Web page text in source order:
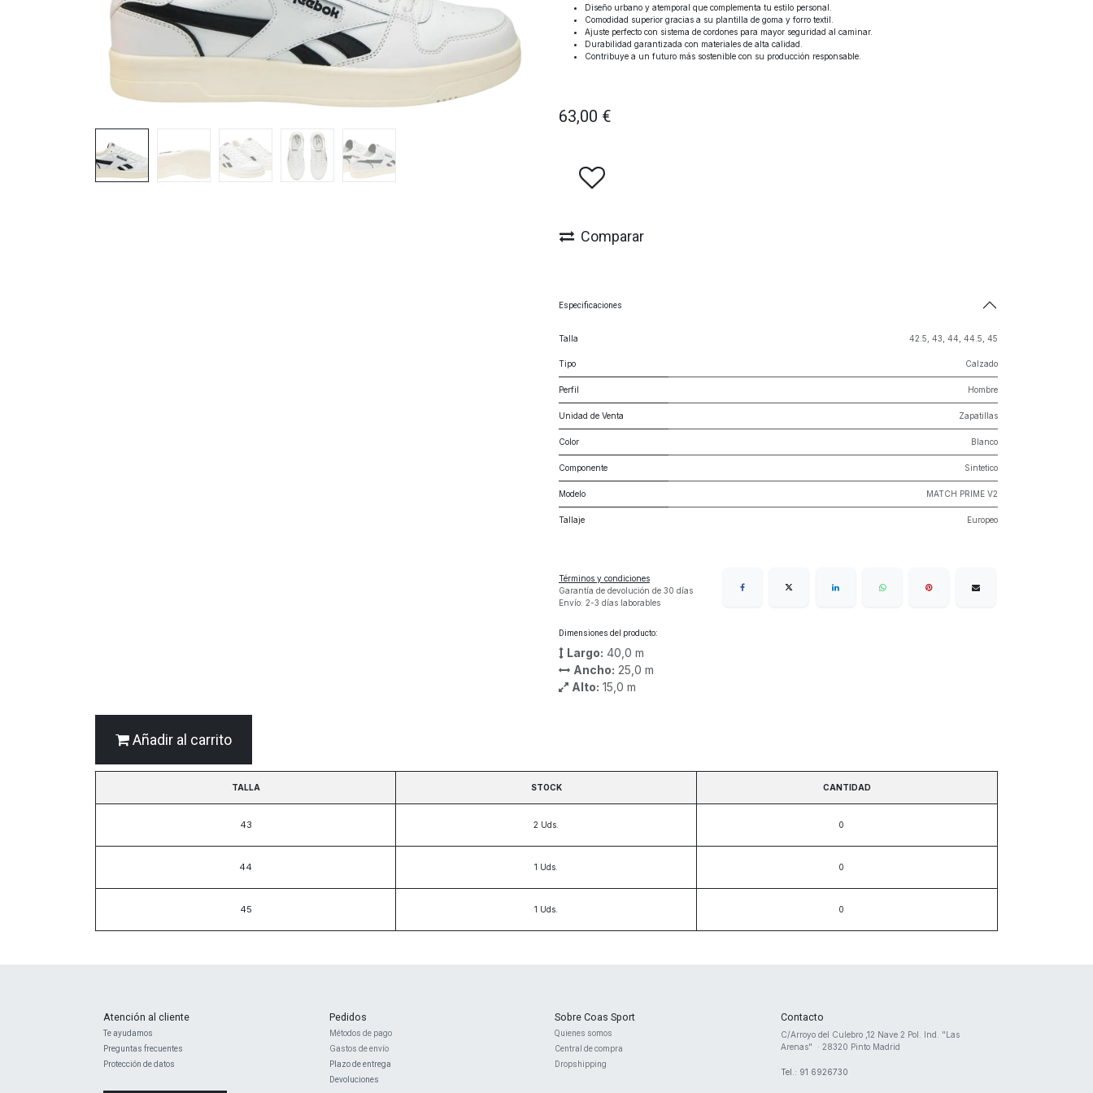
Diseño urbano y atemporal que complementa tu estilo personal.
Comodidad superior gracias a su plantilla de goma y forro textil.
Ajuste perfecto con sistema de cordones para mayor seguridad al caminar.
Durabilidad garantizada con materiales de alta calidad.
Contribuye a un futuro más sostenible con su producción responsable.
63,00 €
Comparar
Especificaciones
Talla 42.5 43 44 44.5 45
Tipo Calzado
Perfil Hombre
Unidad de Venta Zapatillas
Color Blanco
Componente Sintetico
Modelo MATCH PRIME V2
Tallaje Europeo
Términos y condiciones
Garantía de devolución de 30 días
Envío: 2-3 días laborables
Dimensiones del producto:
Largo: 40,0 m
Ancho: 25,0 m
Alto: 15,0 m
Añadir al carrito
TALLA STOCK CANTIDAD
43 2 Uds.
44 1 Uds.
45 1 Uds.
Pedidos
Métodos de pago
Gastos de envío
Plazo de entrega
Devoluciones
Atención al cliente
Te ayudamos
Preguntas frecuentes
Protección de datos
Contacto
​C/Arroyo del Culebro ,12 Nave 2 ​Pol. Ind. "Las
Arenas" · 28320 Pinto Madrid
Tel.: 91 6926730
Sobre Coas Sport
Quienes ​somos
Central de compra
Dropshipping